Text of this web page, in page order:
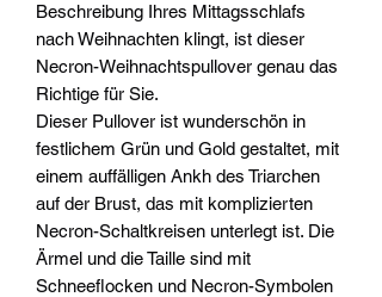
Beschreibung Ihres Mittagsschlafs
nach Weihnachten klingt, ist dieser
Necron-Weihnachtspullover genau das
Richtige für Sie.
Dieser Pullover ist wunderschön in
festlichem Grün und Gold gestaltet, mit
einem auffälligen Ankh des Triarchen
auf der Brust, das mit komplizierten
Necron-Schaltkreisen unterlegt ist. Die
Ärmel und die Taille sind mit
Schneeflocken und Necron-Symbolen